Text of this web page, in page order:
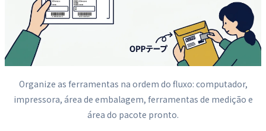
Organize as ferramentas na ordem do fluxo: computador,
impressora, área de embalagem, ferramentas de medição e
área do pacote pronto.